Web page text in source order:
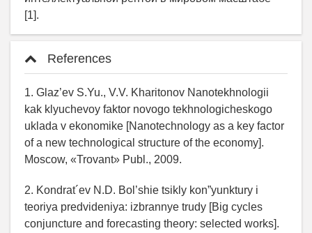
[1].
References
1. Glaz’ev S.Yu., V.V. Kharitonov Nanotekhnologii
kak klyuchevoy faktor novogo tekhnologicheskogo
uklada v ekonomike [Nanotechnology as a key factor
of a new technological structure of the economy].
Moscow, «Trovant» Publ., 2009.
2. Kondrat´ev N.D. Bol’shie tsikly kon”yunktury i
teoriya predvideniya: izbrannye trudy [Big cycles
conjuncture and forecasting theory: selected works].